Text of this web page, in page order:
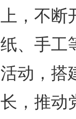
上，不
纸、手工
活动，搭
长，推动